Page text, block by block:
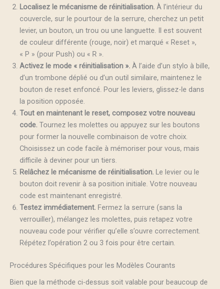
Localisez le mécanisme de réinitialisation. À l’intérieur du
couvercle, sur le pourtour de la serrure, cherchez un petit
levier, un bouton, un trou ou une languette. Il est souvent
de couleur différente (rouge, noir) et marqué « Reset »,
« P » (pour Push) ou « R ».
Activez le mode « réinitialisation ». À l’aide d’un stylo à bille,
d’un trombone déplié ou d’un outil similaire, maintenez le
bouton de reset enfoncé. Pour les leviers, glissez-le dans
la position opposée.
Tout en maintenant le reset, composez votre nouveau
code. Tournez les molettes ou appuyez sur les boutons
pour former la nouvelle combinaison de votre choix.
Choisissez un code facile à mémoriser pour vous, mais
difficile à deviner pour un tiers.
Relâchez le mécanisme de réinitialisation. Le levier ou le
bouton doit revenir à sa position initiale. Votre nouveau
code est maintenant enregistré.
Testez immédiatement. Fermez la serrure (sans la
verrouiller), mélangez les molettes, puis retapez votre
nouveau code pour vérifier qu’elle s’ouvre correctement.
Répétez l’opération 2 ou 3 fois pour être certain.
Procédures Spécifiques pour les Modèles Courants
Bien que la méthode ci-dessus soit valable pour beaucoup de